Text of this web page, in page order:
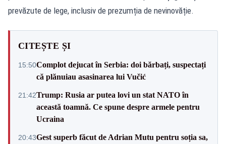
prevăzute de lege, inclusiv de prezumția de nevinovăție.
CITEȘTE ȘI
15:50Complot dejucat în Serbia: doi bărbați, suspectați
că plănuiau asasinarea lui Vučić
21:42Trump: Rusia ar putea lovi un stat NATO în
această toamnă. Ce spune despre armele pentru
Ucraina
20:43Gest superb făcut de Adrian Mutu pentru soția sa,